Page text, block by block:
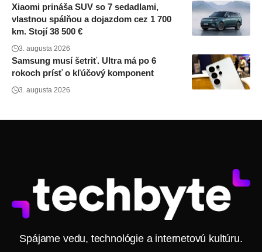
Xiaomi prináša SUV so 7 sedadlami,
vlastnou spálňou a dojazdom cez 1 700
km. Stojí 38 500 €
3. augusta 2026
Samsung musí šetriť. Ultra má po 6
rokoch prísť o kľúčový komponent
3. augusta 2026
Spájame vedu, technológie a internetovú kultúru.